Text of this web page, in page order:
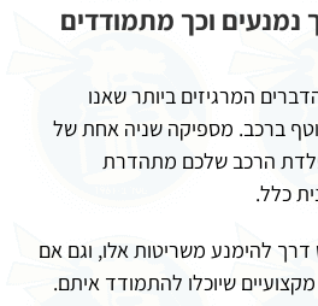
נמנעים וכך מתמודדים
המרגיזים ביותר שאנו
ברכב. מספיקה שניה אחת של
הרכב שלכם מתהדרת
כלל.
להימנע משריטות אלו, וגם אם
שיוכלו להתמודד איתם.